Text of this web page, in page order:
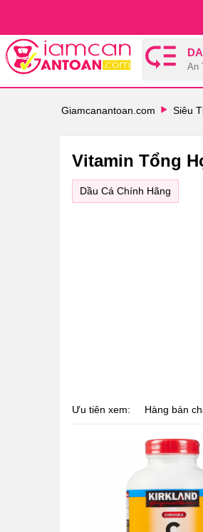
An
Giamcanantoan.com Siêu
Vitamin Tổng
Dầu Cá Chính Hãng
Ưu tiên xem: Hàng bán